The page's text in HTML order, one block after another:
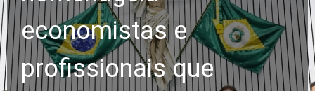
economistas e
profissionais que